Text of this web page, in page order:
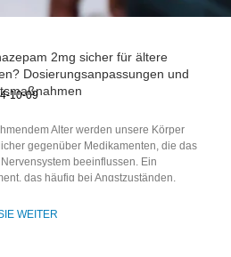
2mg sicher für ältere
Dosierungsanpassungen und
Alter werden unsere Körper
gegenüber Medikamenten, die das
beeinflussen. Ein
das häufig bei Angstzuständen,
WEITER
10-09